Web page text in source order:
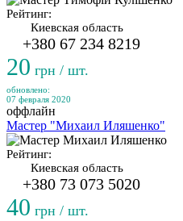
Рейтинг:
Киевская область
+380 67 234 8219
20 грн / шт.
обновлено:
07 февраля 2020
оффлайн
Мастер "Михаил Иляшенко"
Рейтинг:
Киевская область
+380 73 073 5020
40 грн / шт.